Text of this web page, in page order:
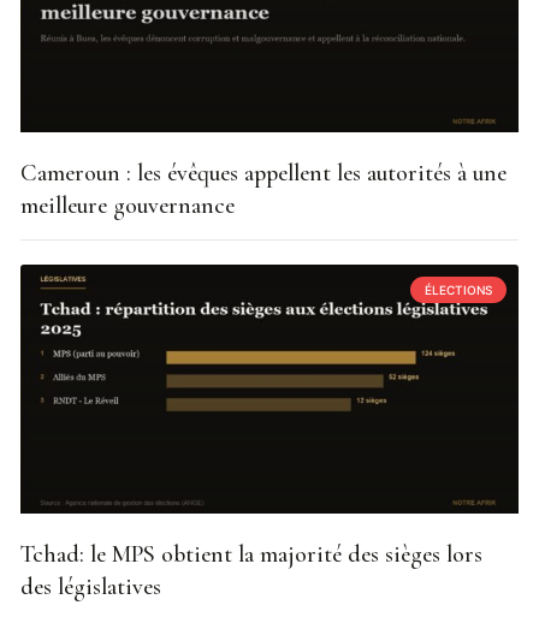
Cameroun : les évêques appellent les autorités à une
meilleure gouvernance
ÉLECTIONS
Tchad: le MPS obtient la majorité des sièges lors
des législatives